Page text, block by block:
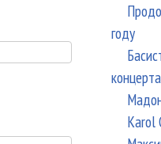
году
Karol